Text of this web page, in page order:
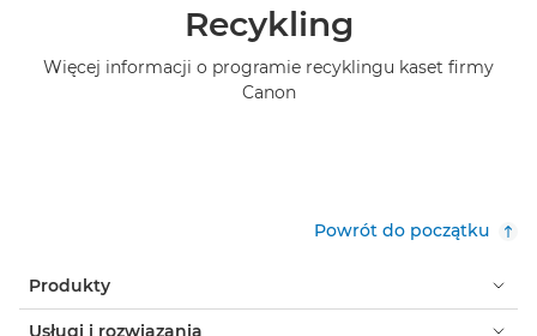
Recykling
Więcej informacji o programie recyklingu kaset firmy
Canon
Powrót do początku
Produkty
Usługi i rozwiązania